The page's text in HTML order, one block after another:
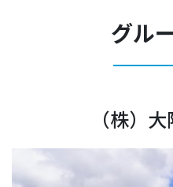
グル
（株）